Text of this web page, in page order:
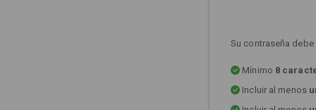
Su contraseña
Mínimo 8
Incluir al menos